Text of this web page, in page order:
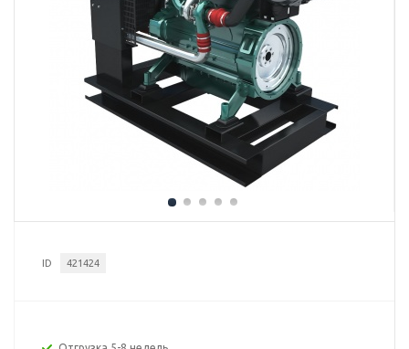
ID 421424